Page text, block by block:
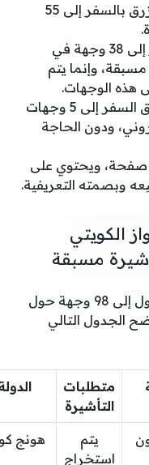
يسمح جواز السفر الكويتي الأزرق بالسفر إلى 55
يتيح جواز السفر الأزرق السفر إلى 38 وجهة في
وإنما يتم
هذه الوجهات.
يمكن لحامل جواز السفر الأزرق السفر إلى 5 وجهات
ودون الحاجة
يتضمن جواز السفر الأزرق 62 صفحة، ويحتوي على
وبصمته التعريفية.
الكويتي
مسبقة
يسمح الجواز الكويتي الأزرق بالدخول إلى 98 وجهة حول
الجدول التالي
متطلبات
التأشيرة
يتم
استخراج
هونج